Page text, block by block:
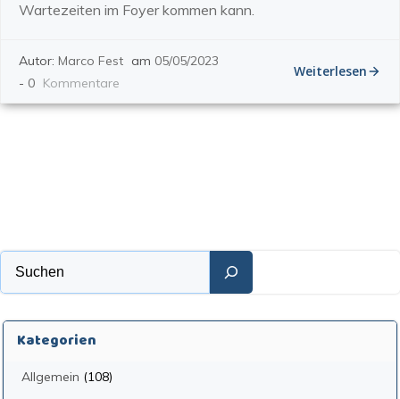
Wartezeiten im Foyer kommen kann.
Autor: Marco Fest am 05/05/2023
- 0 Kommentare
Weiterlesen
Kategorien
Allgemein (108)